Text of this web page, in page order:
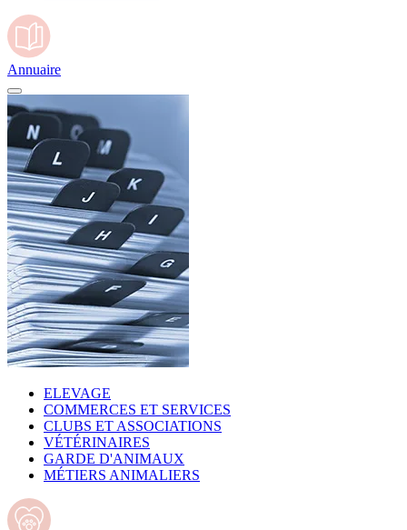
Annuaire
ELEVAGE
COMMERCES ET SERVICES
CLUBS ET ASSOCIATIONS
VÉTÉRINAIRES
GARDE D'ANIMAUX
MÉTIERS ANIMALIERS